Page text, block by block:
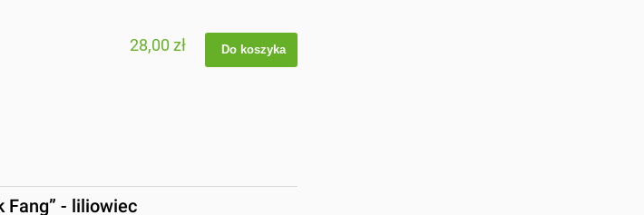
28,00 zł Do koszyka
Fang” - liliowiec